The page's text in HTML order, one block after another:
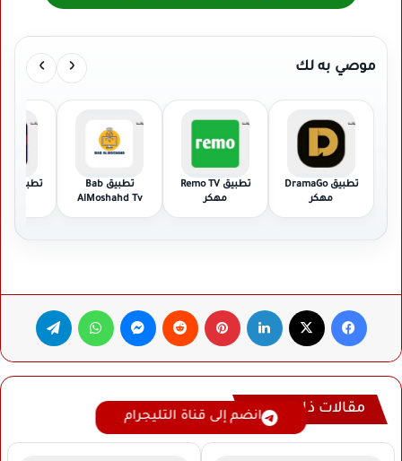
موصي به لك ‹
›
تطبيق DramaGo
مهكر
تطبيق Remo TV
مهكر
تطبيق Bab
AlMoshahd Tv
فيسبوك لينكدإن بينتيريست ماسنجر واتساب
مقالات ذات صلة
انضم إلى قناة التليجرام